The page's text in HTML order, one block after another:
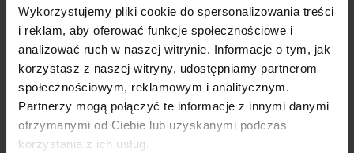
Wykorzystujemy pliki cookie do spersonalizowania treści
i reklam, aby oferować funkcje społecznościowe i
analizować ruch w naszej witrynie. Informacje o tym, jak
korzystasz z naszej witryny, udostępniamy partnerom
społecznościowym, reklamowym i analitycznym.
Partnerzy mogą połączyć te informacje z innymi danymi
otrzymanymi od Ciebie lub uzyskanymi podczas
korzystania z ich usług.
Importer
Nazwa
INFINITY FUND Sp z o. o.
SK
Kraj